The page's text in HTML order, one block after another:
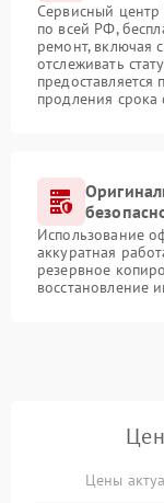
Сервисный центр
по всей РФ,
ремонт, включая
отслеживать
продления срока
Использование
аккуратная
резервное
восстановление
Цены